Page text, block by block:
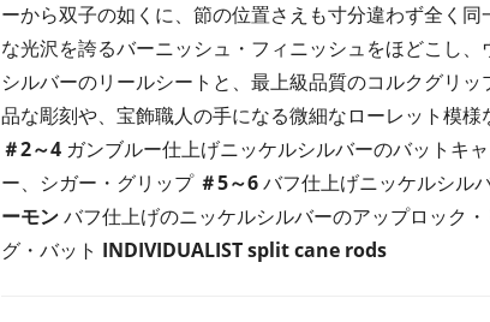
ーから双子の如くに、節の位置さえも寸分違わず全く
な光沢を誇るバーニッシュ・フィニッシュをほどこし
シルバーのリールシートと、最上級品質のコルクグリ
品な彫刻や、宝飾職人の手になる微細なローレット模
＃2～4 ガンブルー仕上げニッケルシルバーのバットキ
ー、シガー・グリップ＃5～6バフ仕上げニッケルシル
ーモンバフ仕上げのニッケルシルバーのアップロック
グ・バット INDIVIDUALIST split cane rods